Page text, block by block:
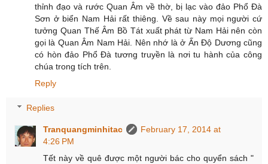
thỉnh đạo và rước Quan Âm về thờ, bị lạc vào đảo Phổ Đà
Sơn ở biển Nam Hải rất thiêng. Về sau này mọi người cứ
tưởng Quan Thế Âm Bồ Tát xuất phát từ Nam Hải nên còn
gọi là Quan Âm Nam Hải. Nên nhớ là ở Ấn Độ Dương cũng
có hòn đảo Phổ Đà tương truyền là nơi tu hành của công
chúa trong tích trên.
Reply
Replies
Tranquangminhitac
February 17, 2014 at
4:26 PM
Tết này về quê được một người bác cho quyển sách "